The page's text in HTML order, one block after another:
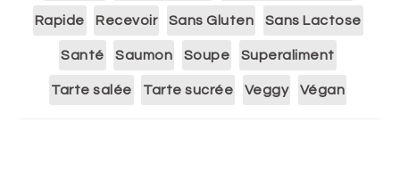
Rapide Recevoir Sans Gluten Sans Lactose
Santé Saumon Soupe Superaliment
Tarte salée Tarte sucrée Veggy Végan